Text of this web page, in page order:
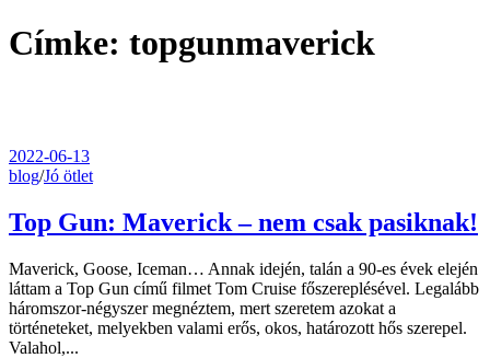
Címke: topgunmaverick
2022-06-13
blog/Jó ötlet
Top Gun: Maverick – nem csak pasiknak!
Maverick, Goose, Iceman… Annak idején, talán a 90-es évek elején
láttam a Top Gun című filmet Tom Cruise főszereplésével. Legalább
háromszor-négyszer megnéztem, mert szeretem azokat a
történeteket, melyekben valami erős, okos, határozott hős szerepel.
Valahol,...